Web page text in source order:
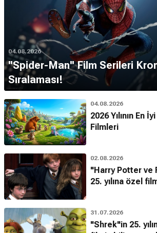
04.08.2026
''Spider-Man'' Film Serileri
Sıralaması!
04.08.2026
2026 Yılının En
Filmleri
02.08.2026
"Harry Potter ve
25. yılına özel
31.07.2026
"Shrek"in 25.